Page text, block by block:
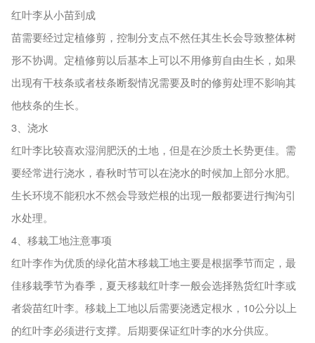
红叶李从小苗到成
苗需要经过定植修剪，控制分支点不然任其生长会导致整体树
形不协调。定植修剪以后基本上可以不用修剪自由生长，如果
出现有干枝条或者枝条断裂情况需要及时的修剪处理不影响其
他枝条的生长。
3、浇水
红叶李比较喜欢湿润肥沃的土地，但是在沙质土长势更佳。需
要经常进行浇水，春秋时节可以在浇水的时候加上部分水肥。
生长环境不能积水不然会导致烂根的出现一般都要进行掏沟引
水处理。
4、移栽工地注意事项
红叶李作为优质的绿化苗木移栽工地主要是根据季节而定，最
佳移栽季节为春季，夏天移栽红叶李一般会选择熟货红叶李或
者袋苗红叶李。移栽上工地以后需要浇透定根水，10公分以上
的红叶李必须进行支撑。后期要保证红叶李的水分供应。